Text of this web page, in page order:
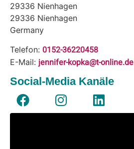
29336 Nienhagen
29336 Nienhagen
Germany
Telefon: 0152-36220458
E-Mail: jennifer-kopka@t-online.de
Social-Media Kanäle